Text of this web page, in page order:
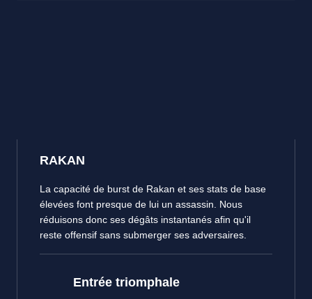
RAKAN
La capacité de burst de Rakan et ses stats de base
élevées font presque de lui un assassin. Nous
réduisons donc ses dégâts instantanés afin qu'il
reste offensif sans submerger ses adversaires.
Entrée triomphale